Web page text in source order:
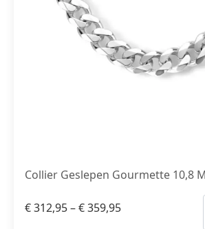
Collier Geslepen Gourmette 10,8
€312,95–€359,95